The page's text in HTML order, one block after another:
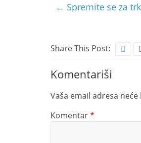
← Spremite se za
Share This Post:
Komentariši
Vaša email adresa
Komentar*